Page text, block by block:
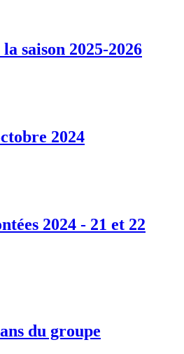
saison 2025-2026
2024
2024 - 21 et 22
du groupe